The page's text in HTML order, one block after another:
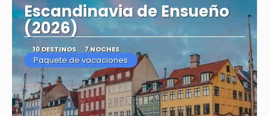
Escandinavia de Ensueño
(2026)
10 DESTINOS 7 NOCHES
Paquete de vacaciones